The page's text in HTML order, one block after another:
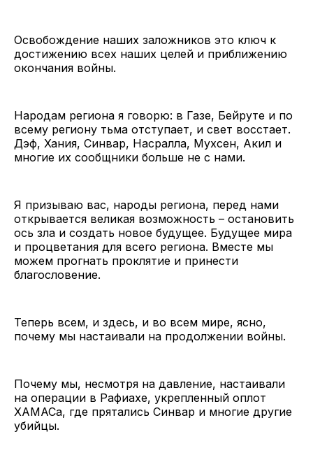
Освобождение наших заложников это ключ к
достижению всех наших целей и приближению
окончания войны.
Народам региона я говорю: в Газе, Бейруте и по
всему региону тьма отступает, и свет восстает.
Дэф, Хания, Синвар, Насралла, Мухсен, Акил и
многие их сообщники больше не с нами.
Я призываю вас, народы региона, перед нами
открывается великая возможность – остановить
ось зла и создать новое будущее. Будущее мира
и процветания для всего региона. Вместе мы
можем прогнать проклятие и принести
благословение.
Теперь всем, и здесь, и во всем мире, ясно,
почему мы настаивали на продолжении войны.
Почему мы, несмотря на давление, настаивали
на операции в Рафиахе, укрепленный оплот
ХАМАСа, где прятались Синвар и многие другие
убийцы.